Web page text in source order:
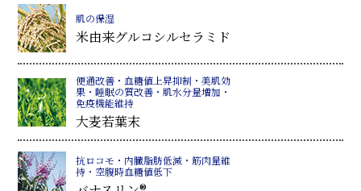
肌の保湿
米由来グルコシルセラミド
便通改善・血糖値上昇抑制・美肌効
果・睡眠の質改善・肌水分量増加・
免疫機能維持
大麦若葉末
抗ロコモ・内臓脂肪低減・筋肉量維
持・空腹時血糖値低下